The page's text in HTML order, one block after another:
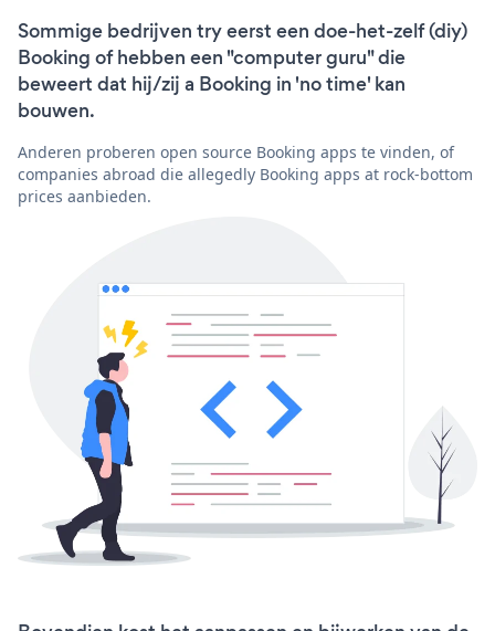
Sommige bedrijven try eerst een doe-het-zelf (diy)
Booking of hebben een "computer guru" die
beweert dat hij/zij a Booking in 'no time' kan
bouwen.
Anderen proberen open source Booking apps te vinden, of
companies abroad die allegedly Booking apps at rock-bottom
prices aanbieden.